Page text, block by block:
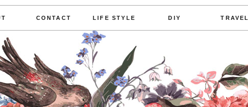
CONTACT LIFE STYLE DIY TRAVEL